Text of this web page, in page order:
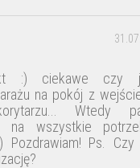
:) ciekawe czy
na pokój z
Wtedy
na wszystkie
Pozdrawiam! Ps.